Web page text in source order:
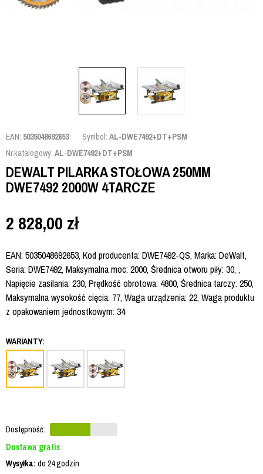
EAN: 5035048692653 Symbol: AL-DWE7492+DT+PSM
Nr.katalogowy: AL-DWE7492+DT+PSM
DEWALT PILARKA STOŁOWA 250MM
DWE7492 2000W 4TARCZE
2 828,00 zł
EAN: 5035048692653, Kod producenta: DWE7492-QS, Marka: DeWalt,
Seria: DWE7492, Maksymalna moc: 2000, Średnica otworu piły: 30, ,
Napięcie zasilania: 230, Prędkość obrotowa: 4800, Średnica tarczy: 250,
Maksymalna wysokość cięcia: 77, Waga urządzenia: 22, Waga produktu
z opakowaniem jednostkowym: 34
WARIANTY:
Dostępność:
Dostawa gratis
Wysyłka: do 24 godzin